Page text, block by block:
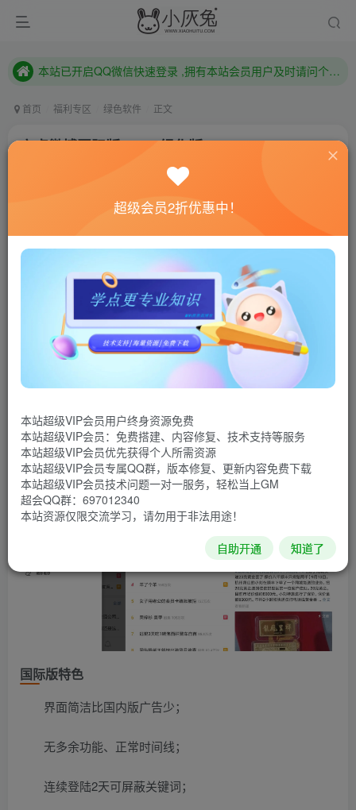
本站已开启QQ微信快速登录 ,拥有本站会员用户及时请问个人中心绑定！
本站已开启QQ微信快速登录 ,拥有本站会员用户及时请问个人中心绑定！
首页 福利专区 绿色软件 正文
安卓微博国际版v5.9.1绿化版
联网教程： 内附教程
单机教程： 内附教程
不懂的话联系客服！！！
微博国际版，简单轻松国际化新浪微博客户端。国际化
设计，多语言支持，微博翻译功能，基础功能：刷微博、看
视频、点赞、图评等全部功能。热门微博：热门搜索、热门
软件截图
国际版特色
界面简洁比国内版广告少；
无多余功能、正常时间线；
连续登陆2天可屏蔽关键词；
超级会员2折优惠中！
本站超级VIP会员用户终身资源免费
本站超级VIP会员：免费搭建、内容修复、技术支持等服务
本站超级VIP会员优先获得个人所需资源
本站超级VIP会员专属QQ群，版本修复、更新内容免费下载
本站超级VIP会员技术问题一对一服务，轻松当上GM
超会QQ群：697012340
本站资源仅限交流学习，请勿用于非法用途！
自助开通 知道了